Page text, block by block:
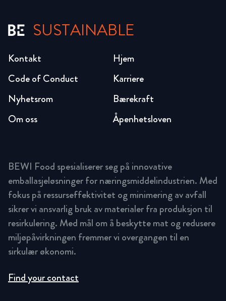
SUSTAINABLE
Hjem
Karriere
Bærekraft
Åpenhetsloven
Code of Conduct
Nyhetsrom
Om oss
Kontakt
BEWI Food spesialiserer seg på innovative
emballasjeløsninger for næringsmiddelindustrien. Med
fokus på ressurseffektivitet og minimering av avfall
sikrer vi ansvarlig bruk av materialer fra produksjon til
resirkulering. Med mål om å beskytte mat og redusere
miljøpåvirkningen fremmer vi overgangen til en
sirkulær økonomi.
Find your contact